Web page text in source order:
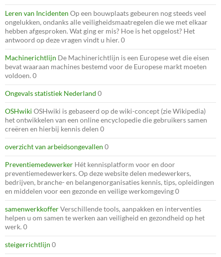
Leren van Incidenten Op een bouwplaats gebeuren nog steeds veel
ongelukken, ondanks alle veiligheidsmaatregelen die we met elkaar
hebben afgesproken. Wat ging er mis? Hoe is het opgelost? Het
antwoord op deze vragen vindt u hier. 0
Machinerichtlijn De Machinerichtlijn is een Europese wet die eisen
bevat waaraan machines bestemd voor de Europese markt moeten
voldoen. 0
Ongevals statistiek Nederland 0
OSHwiki OSHwiki is gebaseerd op de wiki-concept (zie Wikipedia)
het ontwikkelen van een online encyclopedie die gebruikers samen
creëren en hierbij kennis delen 0
overzicht van arbeidsongevallen 0
Preventiemedewerker Hét kennisplatform voor en door
preventiemedewerkers. Op deze website delen medewerkers,
bedrijven, branche- en belangenorganisaties kennis, tips, opleidingen
en middelen voor een gezonde en veilige werkomgeving 0
samenwerkkofferVerschillende tools, aanpakken en interventies
helpen u om samen te werken aan veiligheid en gezondheid op het
werk. 0
steigerrichtlijn 0